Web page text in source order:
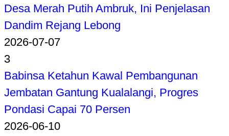
Desa Merah Putih Ambruk, Ini Penjelasan
Dandim Rejang Lebong
2026-07-07
3
Babinsa Ketahun Kawal Pembangunan
Jembatan Gantung Kualalangi, Progres
Pondasi Capai 70 Persen
2026-06-10